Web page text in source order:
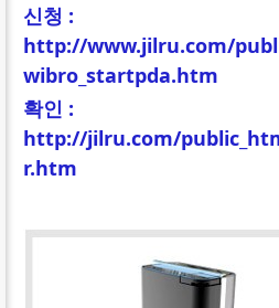
신청 :
http://www.jilru.com/
wibro_startpda.htm
확인 :
http://jilru.com/
r.htm